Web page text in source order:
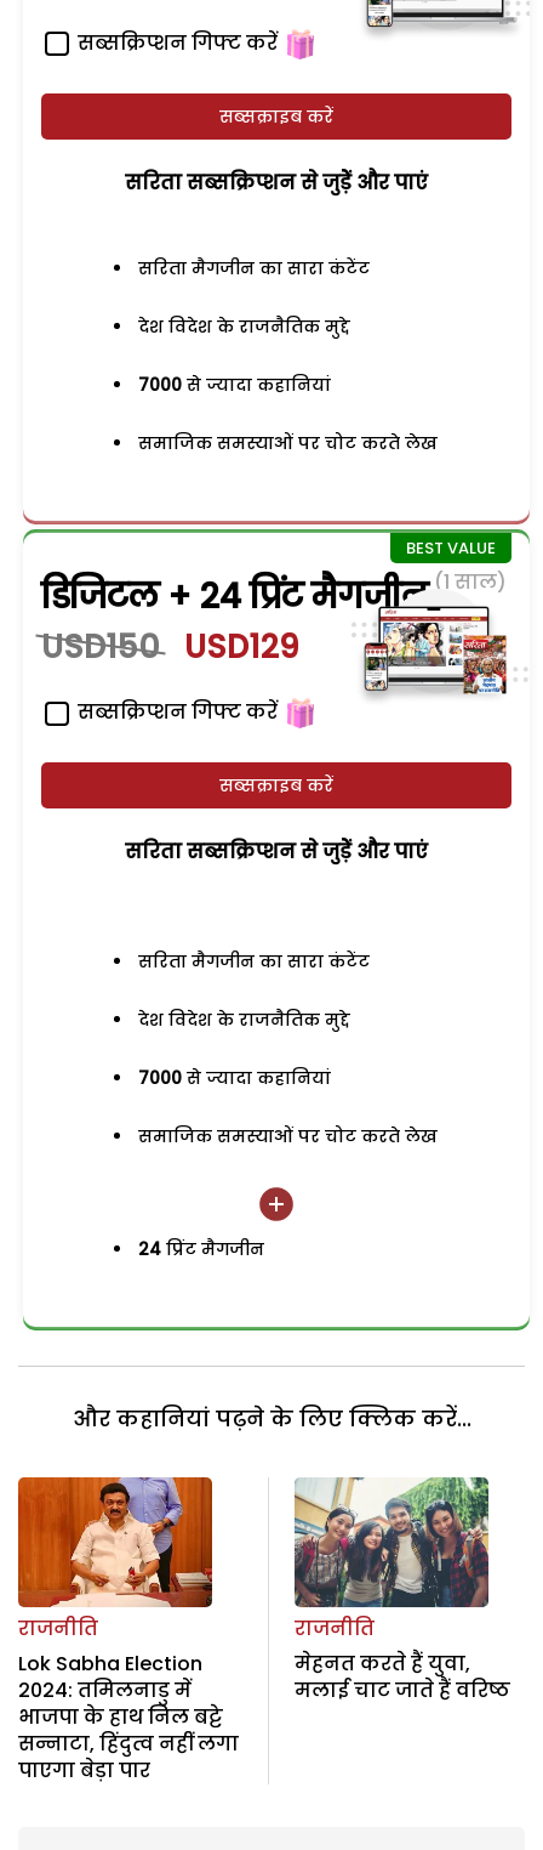
सब्सक्रिप्शन गिफ्ट करें
सब्सक्राइब करें
सरिता सब्सक्रिप्शन से जुड़ेें और पाएं
सरिता मैगजीन का सारा कंटेंट
देश विदेश के राजनैतिक मुद्दे
7000 से ज्यादा कहानियां
समाजिक समस्याओं पर चोट करते लेख
डिजिटल + 24 प्रिंट मैगजीन (1 साल)
USD150 USD129
सब्सक्रिप्शन गिफ्ट करें
सब्सक्राइब करें
सरिता सब्सक्रिप्शन से जुड़ेें और पाएं
सरिता मैगजीन का सारा कंटेंट
देश विदेश के राजनैतिक मुद्दे
7000 से ज्यादा कहानियां
समाजिक समस्याओं पर चोट करते लेख
24 प्रिंट मैगजीन
और कहानियां पढ़ने के लिए क्लिक करें...
राजनीति
Lok Sabha Election
2024: तमिलनाडु में
भाजपा के हाथ निल बट्टे
सन्नाटा, हिंदुत्व नहीं लगा
पाएगा बेड़ा पार
राजनीति
मेहनत करते हैं युवा,
मलाई चाट जाते हैं वरिष्ठ